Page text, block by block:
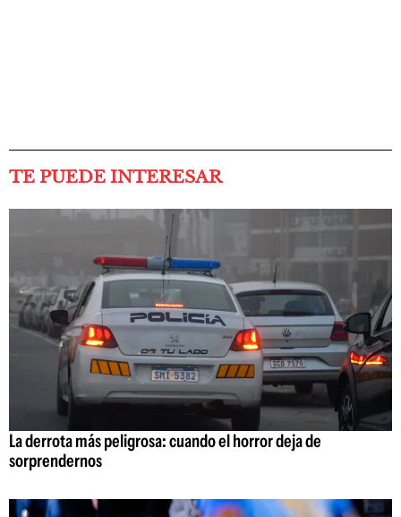
TE PUEDE INTERESAR
La derrota más peligrosa: cuando el horror deja de
sorprendernos